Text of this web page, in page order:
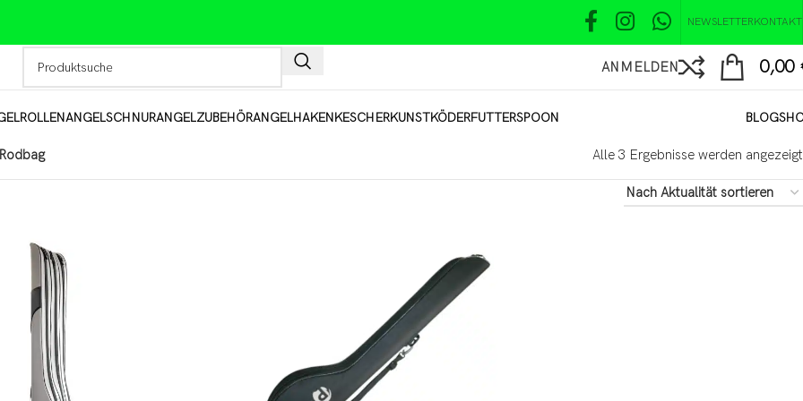
NEWSLETTERKONTAKT
ANMELDEN 0,00
ANGELSCHNURANGELZUBEHÖRANGELHAKENKESCHERKUNSTKÖDERFUTTERSPOON BLOG
Alle 3 Ergebnisse werden angezeigt